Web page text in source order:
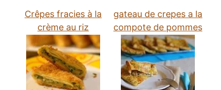
Crêpes fracies à la
crème au riz
gateau de crepes a la
compote de pommes